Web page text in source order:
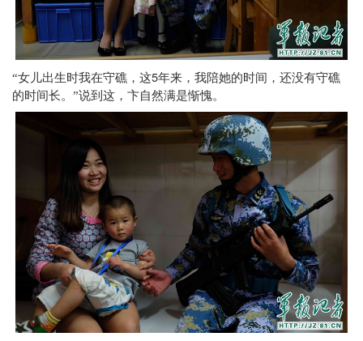
“女儿出生时我在守礁，这5年来，我陪她的时间，还没有守礁
的时间长。”说到这，卞自然满是惭愧。